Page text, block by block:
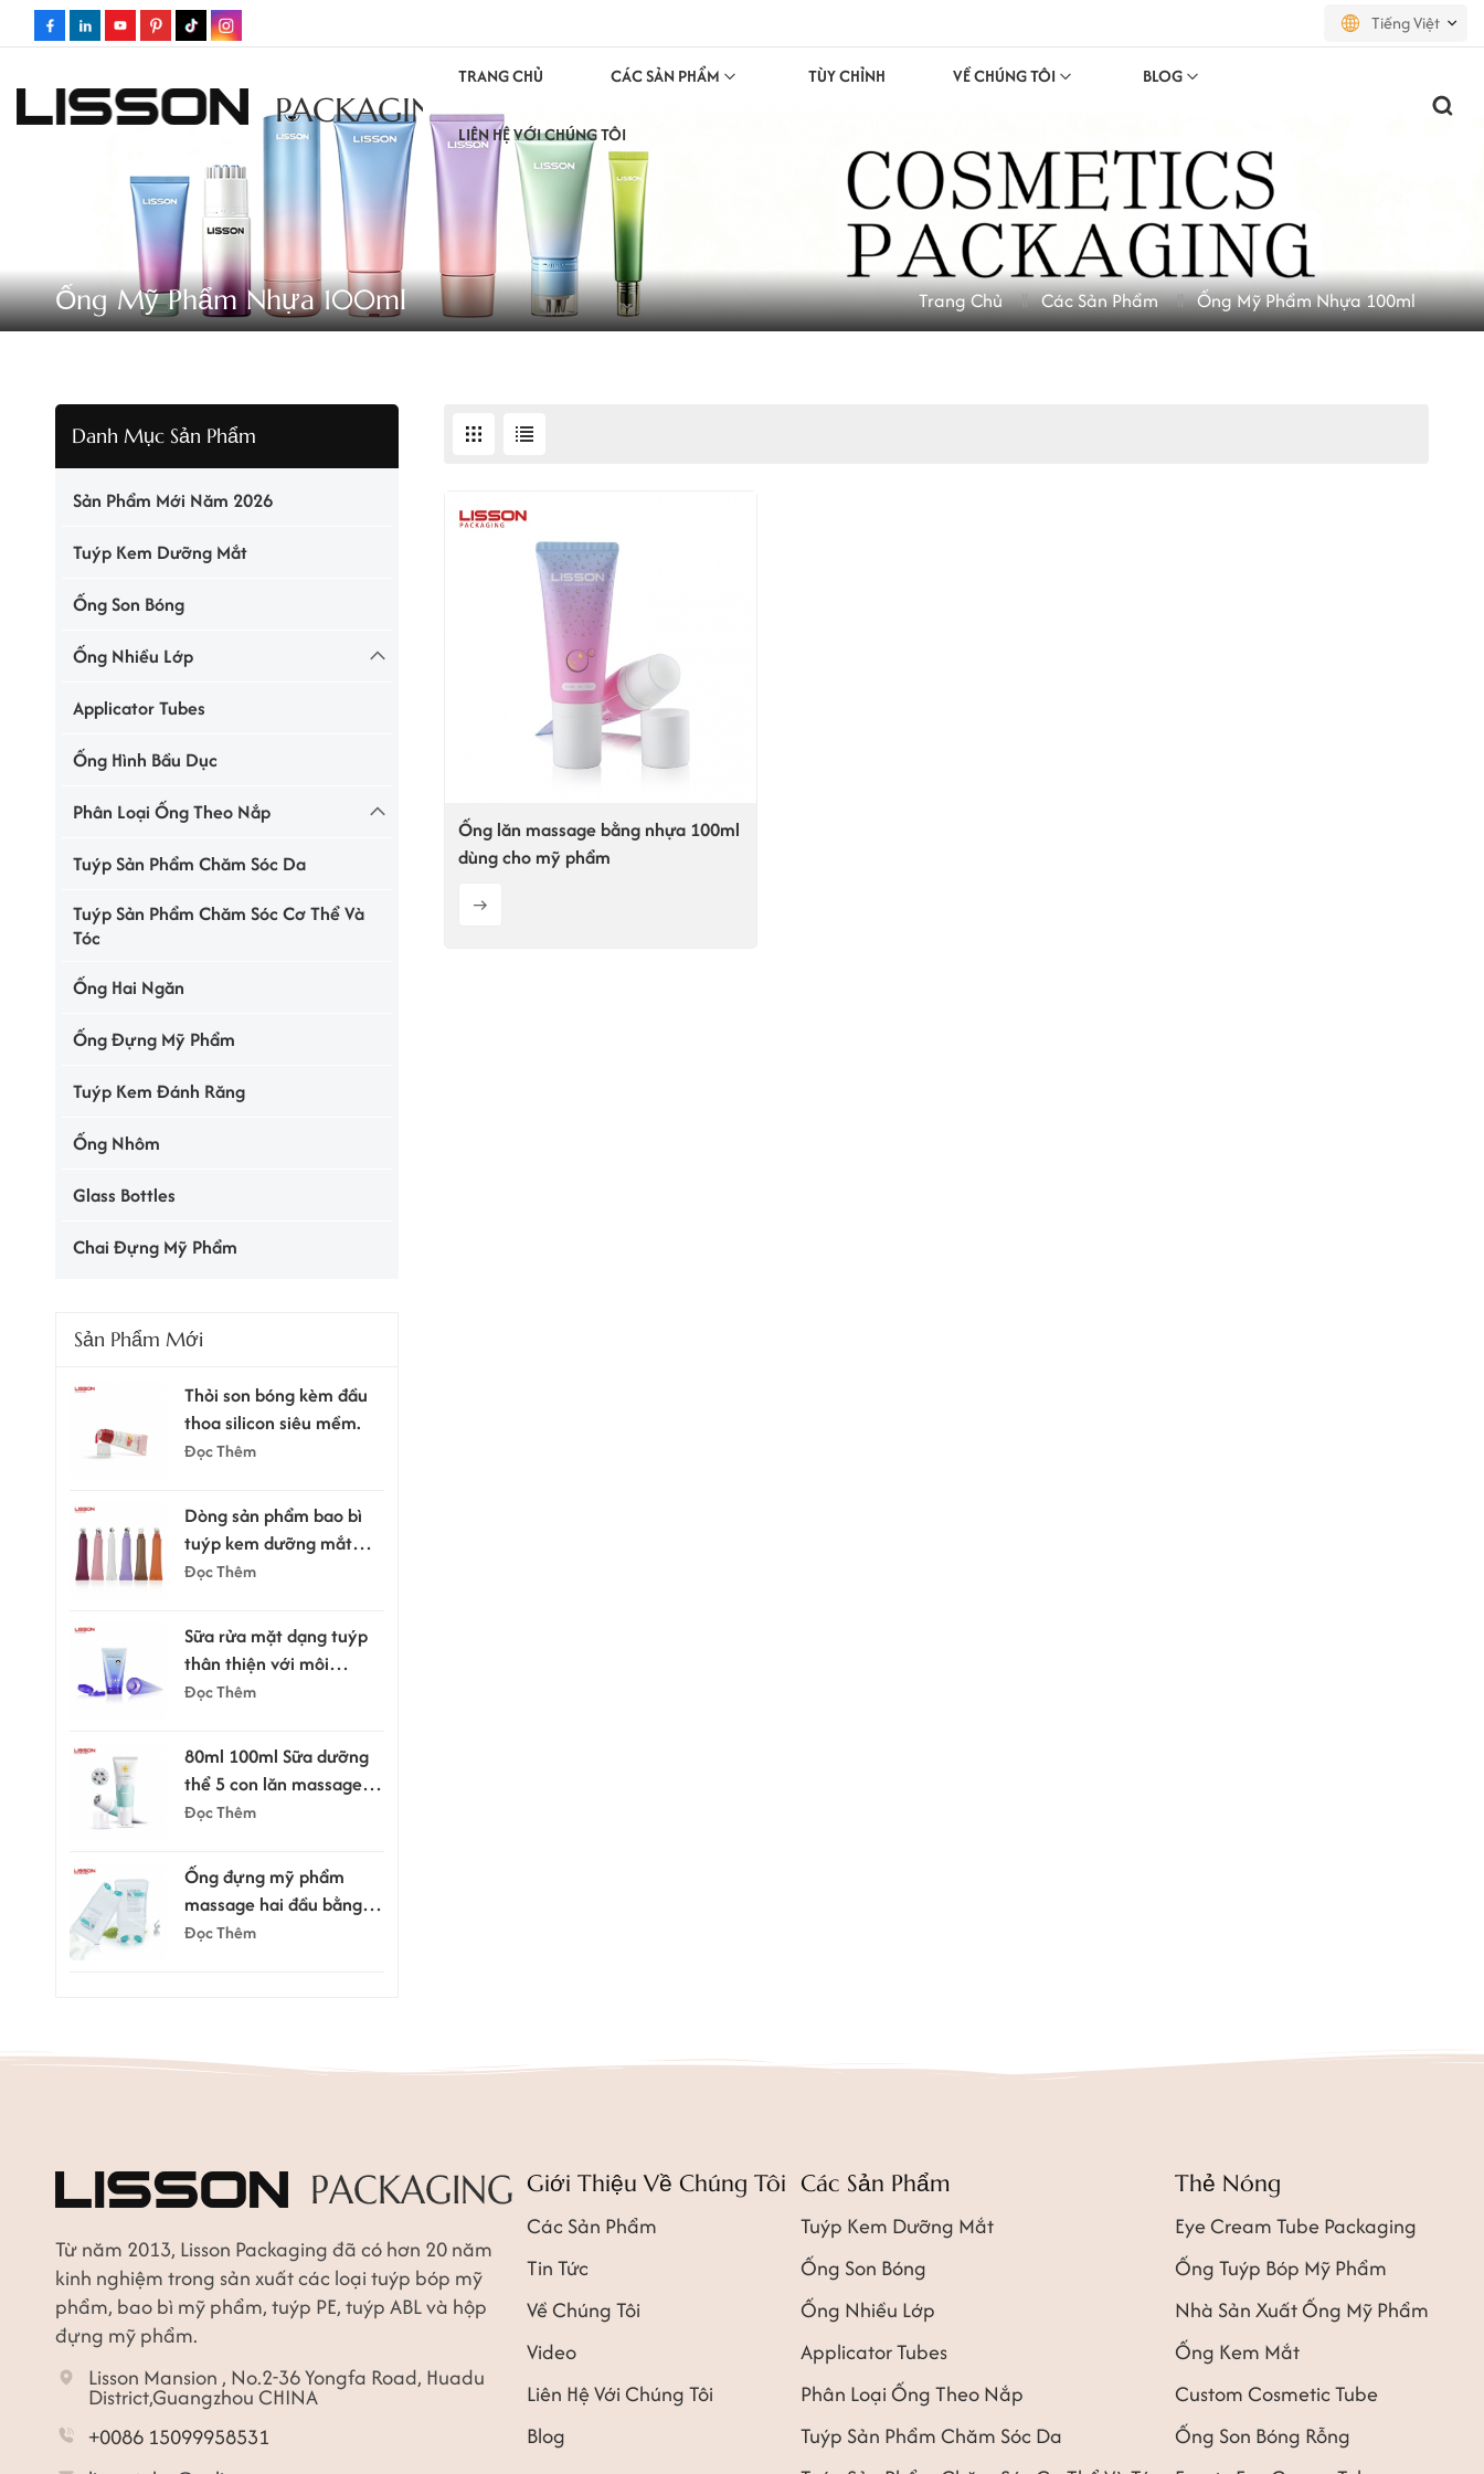
Tiếng Việt
русский
español
português
PACKAGING
TRANG CHỦ CÁC SẢN PHẨM TÙY CHỈNH VỀ CHÚNG TÔI BLOG
LIÊN HỆ VỚI CHÚNG TÔI
Ống Mỹ Phẩm Nhựa 100ml Trang Chủ Các Sản Phẩm Ống Mỹ Phẩm Nhựa 100ml
Danh Mục Sản Phẩm
Sản Phẩm Mới Năm 2026
Tuýp Kem Dưỡng Mắt
Ống Son Bóng
Ống Nhiều Lớp
Applicator Tubes
Ống Hình Bầu Dục
Phân Loại Ống Theo Nắp
Tuýp Sản Phẩm Chăm Sóc Da
Tuýp Sản Phẩm Chăm Sóc Cơ Thể Và
Tóc
Ống Hai Ngăn
Ống Đựng Mỹ Phẩm
Tuýp Kem Đánh Răng
Ống Nhôm
Glass Bottles
Chai Đựng Mỹ Phẩm
Sản Phẩm Mới
Thỏi son bóng kèm đầu
thoa silicon siêu mềm.
Đọc Thêm
Dòng sản phẩm bao bì
tuýp kem dưỡng mắt
kèm đầu bôi.
Đọc Thêm
Sữa rửa mặt dạng tuýp
thân thiện với môi
trường, dung tích 100ml
Đọc Thêm
80ml 100ml Sữa dưỡng
thể 5 con lăn massage
cạo râu dạng tuýp
Đọc Thêm
Ống đựng mỹ phẩm
massage hai đầu bằng
silicon 150ml
Đọc Thêm
Ống lăn massage bằng nhựa 100ml
dùng cho mỹ phẩm
Từ năm 2013, Lisson Packaging đã có hơn 20 năm
kinh nghiệm trong sản xuất các loại tuýp bóp mỹ
phẩm, bao bì mỹ phẩm, tuýp PE, tuýp ABL và hộp
đựng mỹ phẩm.
Lisson Mansion , No.2-36 Yongfa Road, Huadu
District,Guangzhou CHINA
+0086 15099958531
Giới Thiệu Về Chúng Tôi
Các Sản Phẩm
Tin Tức
Về Chúng Tôi
Video
Liên Hệ Với Chúng Tôi
Blog
Các Sản Phẩm
Tuýp Kem Dưỡng Mắt
Ống Son Bóng
Ống Nhiều Lớp
Applicator Tubes
Phân Loại Ống Theo Nắp
Tuýp Sản Phẩm Chăm Sóc Da
Thẻ Nóng
Eye Cream Tube Packaging
Ống Tuýp Bóp Mỹ Phẩm
Nhà Sản Xuất Ống Mỹ Phẩm
Ống Kem Mắt
Custom Cosmetic Tube
Ống Son Bóng Rỗng